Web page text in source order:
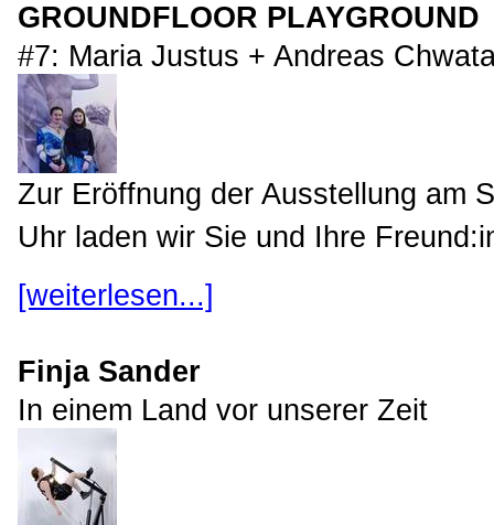
GROUNDFLOOR PLAYGROUND
#7: Maria Justus + Andreas
Zur Eröffnung der Ausstellung am
Uhr laden wir Sie und Ihre
[weiterlesen...]
Finja Sander
In einem Land vor unserer Zeit